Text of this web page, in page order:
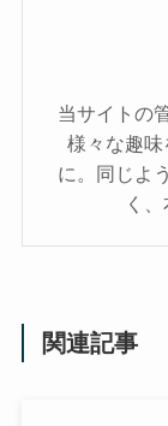
当サイトの
様々な趣
に。同じよ
く
関連記事